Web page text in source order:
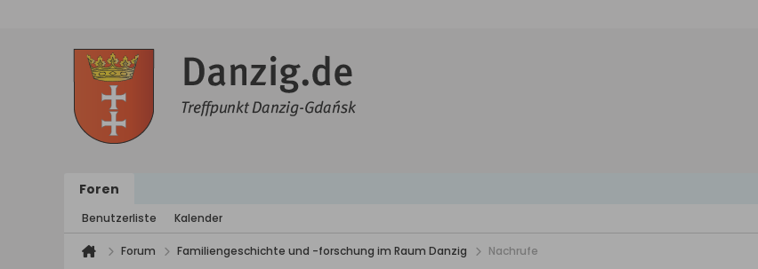
Foren
Benutzerliste Kalender
Forum Familiengeschichte und -forschung im Raum Danzig Nachrufe